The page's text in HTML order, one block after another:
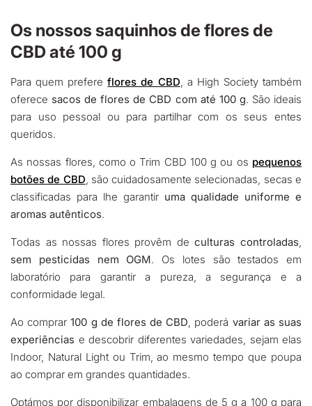
Os nossos saquinhos de flores de
CBD até 100 g
Para quem prefereflores de CBD , a High Society também
oferece sacos de flores de CBD com até 100 g. São ideais
para uso pessoal ou para partilhar com os seus entes
queridos.
As nossas flores, como o Trim CBD 100 g ou os pequenos
botões de CBD , são cuidadosamente selecionadas, secas e
classificadas para lhe garantir uma qualidade uniforme e
aromas autênticos.
Todas as nossas flores provêm deculturas controladas
sem pesticidas nem OGM. Os lotes são testados em
laboratório para garantir a pureza, a segurança e a
conformidade legal.
Ao comprar100 g de flores de CBD , poderá variar as suas
experiências e descobrir diferentes variedades, sejam elas
Indoor, Natural Light ou Trim, ao mesmo tempo que poupa
ao comprar em grandes quantidades.
Optámos por disponibilizar embalagens de 5 g a 100 g para